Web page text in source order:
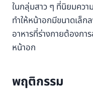
ในกลุ่มสาว ๆ ที่นิยมคว
ทำให้หน้าอกมีขนาดเล็ก
อาหารที่ร่างกายต้องกา
หน้าอก
พฤติกรรม